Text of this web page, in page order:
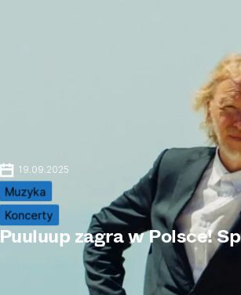
19.09.2025
Muzyka
Koncerty
Puuluup zagra w Polsce!